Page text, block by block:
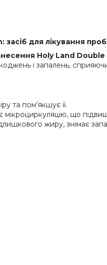
для лікування
Holy Land
і запалень,
та пом’якшує її.
мікроциркуляцію, що
жиру, знімає